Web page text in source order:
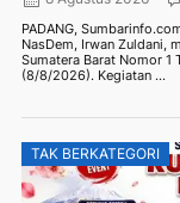
PADANG,
NasDem, Irwan Zuldani,
Sumatera Barat Nomor 1
(8/8/2026). Kegiatan ...
TAK BERKATEGORI